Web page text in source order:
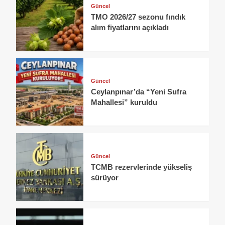
Güncel
TMO 2026/27 sezonu fındık
alım fiyatlarını açıkladı
Güncel
Ceylanpınar’da “Yeni Sufra
Mahallesi” kuruldu
Güncel
TCMB rezervlerinde yükseliş
sürüyor